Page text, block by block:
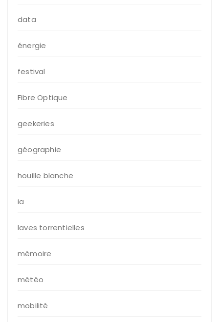
data
énergie
festival
Fibre Optique
geekeries
géographie
houille blanche
ia
laves torrentielles
mémoire
météo
mobilité